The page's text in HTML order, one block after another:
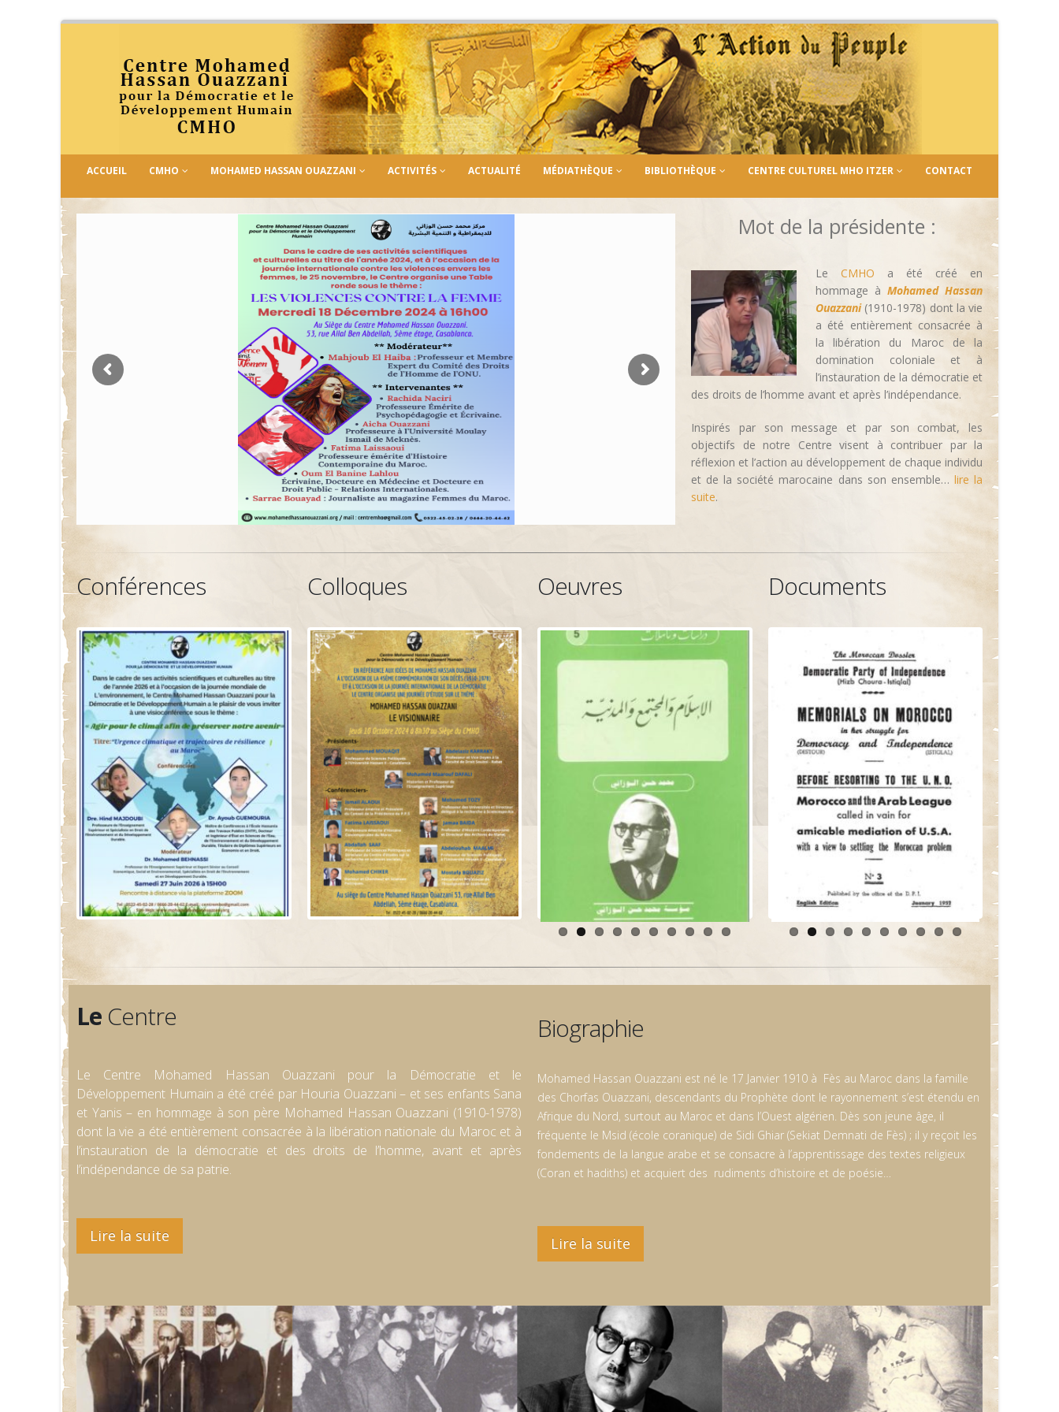
ACCUEIL CMHO MOHAMED HASSAN OUAZZANI ACTIVITÉS ACTUALITÉ MÉDIATHÈQUE BIBLIOTHÈQUE CENTRE CULTUREL MHO ITZER CONTACT
Mot de la présidente :
Le CMHO a été créé en
hommage à Mohamed Hassan
Ouazzani(1910-1978) dont la vie
a été entièrement consacrée à
la libération du Maroc de la
domination coloniale et à
l’instauration de la démocratie et
des droits de l’homme avant et après l’indépendance.
Inspirés par son message et par son combat, les
objectifs de notre Centre visent à contribuer par la
réflexion et l’action au développement de chaque individu
et de la société marocaine dans son ensemble… lire la
suite.
Conférences Colloques Oeuvres Documents
Le Centre
Le Centre Mohamed Hassan Ouazzani pour la Démocratie et le
Développement Humain a été créé par Houria Ouazzani – et ses enfants Sana
et Yanis – en hommage à son père Mohamed Hassan Ouazzani (1910-1978)
dont la vie a été entièrement consacrée à la libération nationale du Maroc et à
l’instauration de la démocratie et des droits de l’homme, avant et après
l’indépendance de sa patrie.
Lire la suite
Biographie
Mohamed Hassan Ouazzani est né le 17 Janvier 1910 à Fès au Maroc dans la famille
des Chorfas Ouazzani, descendants du Prophète dont le rayonnement s’est étendu en
Afrique du Nord, surtout au Maroc et dans l’Ouest algérien. Dès son jeune âge, il
fréquente le Msid (école coranique) de Sidi Ghiar (Sekiat Demnati de Fès) ; il y reçoit les
fondements de la langue arabe et se consacre à l’apprentissage des textes religieux
(Coran et hadiths) et acquiert des rudiments d’histoire et de poésie…
Lire la suite